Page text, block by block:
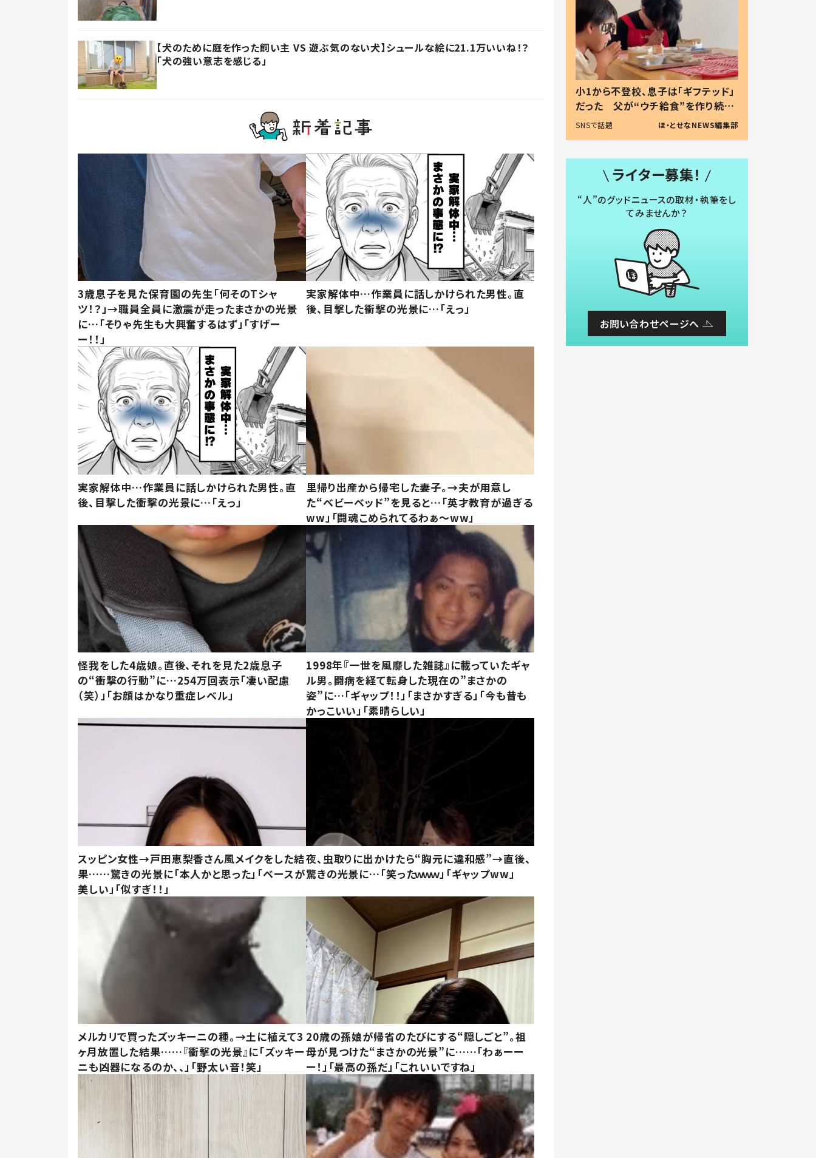
【犬のために庭を作った飼い主 VS 遊ぶ気のない犬】シュールな絵に21.1万いいね！？
「犬の強い意志を感じる」
3歳息子を見た保育園の先生「何そのTシャ
ツ！？」→職員全員に激震が走ったまさかの光景
に…「そりゃ先生も大興奮するはず」「すげー
ー！！」
実家解体中…作業員に話しかけられた男性。直
後、目撃した衝撃の光景に…「えっ」
実家解体中…作業員に話しかけられた男性。直
後、目撃した衝撃の光景に…「えっ」
里帰り出産から帰宅した妻子。→夫が用意し
た“ベビーベッド”を見ると…「英才教育が過ぎる
ww」「闘魂こめられてるわぁ～ww」
怪我をした4歳娘。直後、それを見た2歳息子
の“衝撃の行動”に…254万回表示「凄い配慮
（笑）」「お顔はかなり重症レベル」
1998年『一世を風靡した雑誌』に載っていたギャ
ル男。闘病を経て転身した現在の”まさかの
姿”に…「ギャップ！！」「まさかすぎる」「今も昔も
かっこいい」「素晴らしい」
スッピン女性→戸田恵梨香さん風メイクをした結
果……驚きの光景に「本人かと思った」「ベースが
美しい」「似すぎ！！」
夜、虫取りに出かけたら“胸元に違和感”→直後、
驚きの光景に…「笑ったｗｗｗ」「ギャップww」
メルカリで買ったズッキーニの種。→土に植えて3
ヶ月放置した結果……『衝撃の光景』に「ズッキー
ニも凶器になるのか、、」「野太い音！笑」
20歳の孫娘が帰省のたびにする“隠しごと”。祖
母が見つけた“まさかの光景”に……「わぁーー
ー！」「最高の孫だ」「これいいですね」
小1から不登校、息子は「ギフテッド」
だった 父が“ウチ給食”を作り続け
る理由とは #令和の親 #令和の子
SNSで話題 ほ・とせなNEWS編集部
ライター募集！
“人”のグッドニュースの取材・執筆をし
てみませんか？
お問い合わせページへ